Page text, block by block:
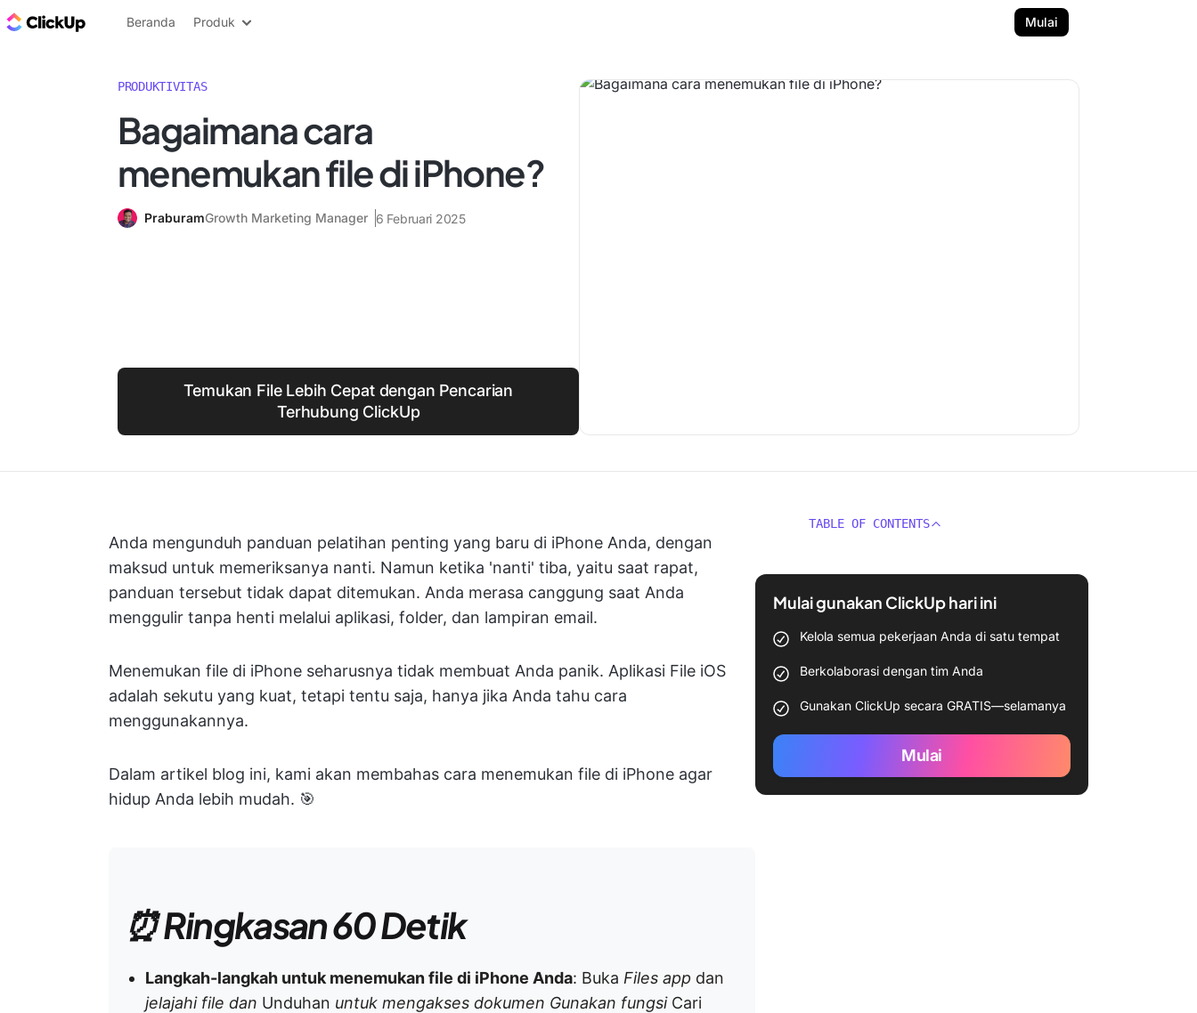
Blog ClickUp
Beranda Produk Mulai
PRODUKTIVITAS
Bagaimana cara
menemukan file di iPhone?
PraburamGrowth Marketing Manager 6 Februari 2025
Temukan File Lebih Cepat dengan Pencarian
Terhubung ClickUp
Anda mengunduh panduan pelatihan penting yang baru di iPhone Anda, dengan
maksud untuk memeriksanya nanti. Namun ketika 'nanti' tiba, yaitu saat rapat,
panduan tersebut tidak dapat ditemukan. Anda merasa canggung saat Anda
menggulir tanpa henti melalui aplikasi, folder, dan lampiran email.
Menemukan file di iPhone seharusnya tidak membuat Anda panik. Aplikasi File iOS
adalah sekutu yang kuat, tetapi tentu saja, hanya jika Anda tahu cara
menggunakannya.
Dalam artikel blog ini, kami akan membahas cara menemukan file di iPhone agar
hidup Anda lebih mudah. 🎯
⏰ Ringkasan 60 Detik
Langkah-langkah untuk menemukan file di iPhone Anda: Buka Files app dan
jelajahi file dan Unduhan untuk mengakses dokumen Gunakan fungsi Cari
TABLE OF CONTENTS
Mulai gunakan ClickUp hari ini
Kelola semua pekerjaan Anda di satu tempat
Berkolaborasi dengan tim Anda
Gunakan ClickUp secara GRATIS—selamanya
Mulai